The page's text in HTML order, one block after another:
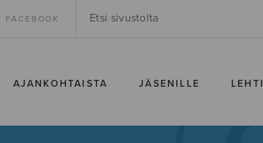
FACEBOOK
AJANKOHTAISTA JÄSENILLE LEHTI